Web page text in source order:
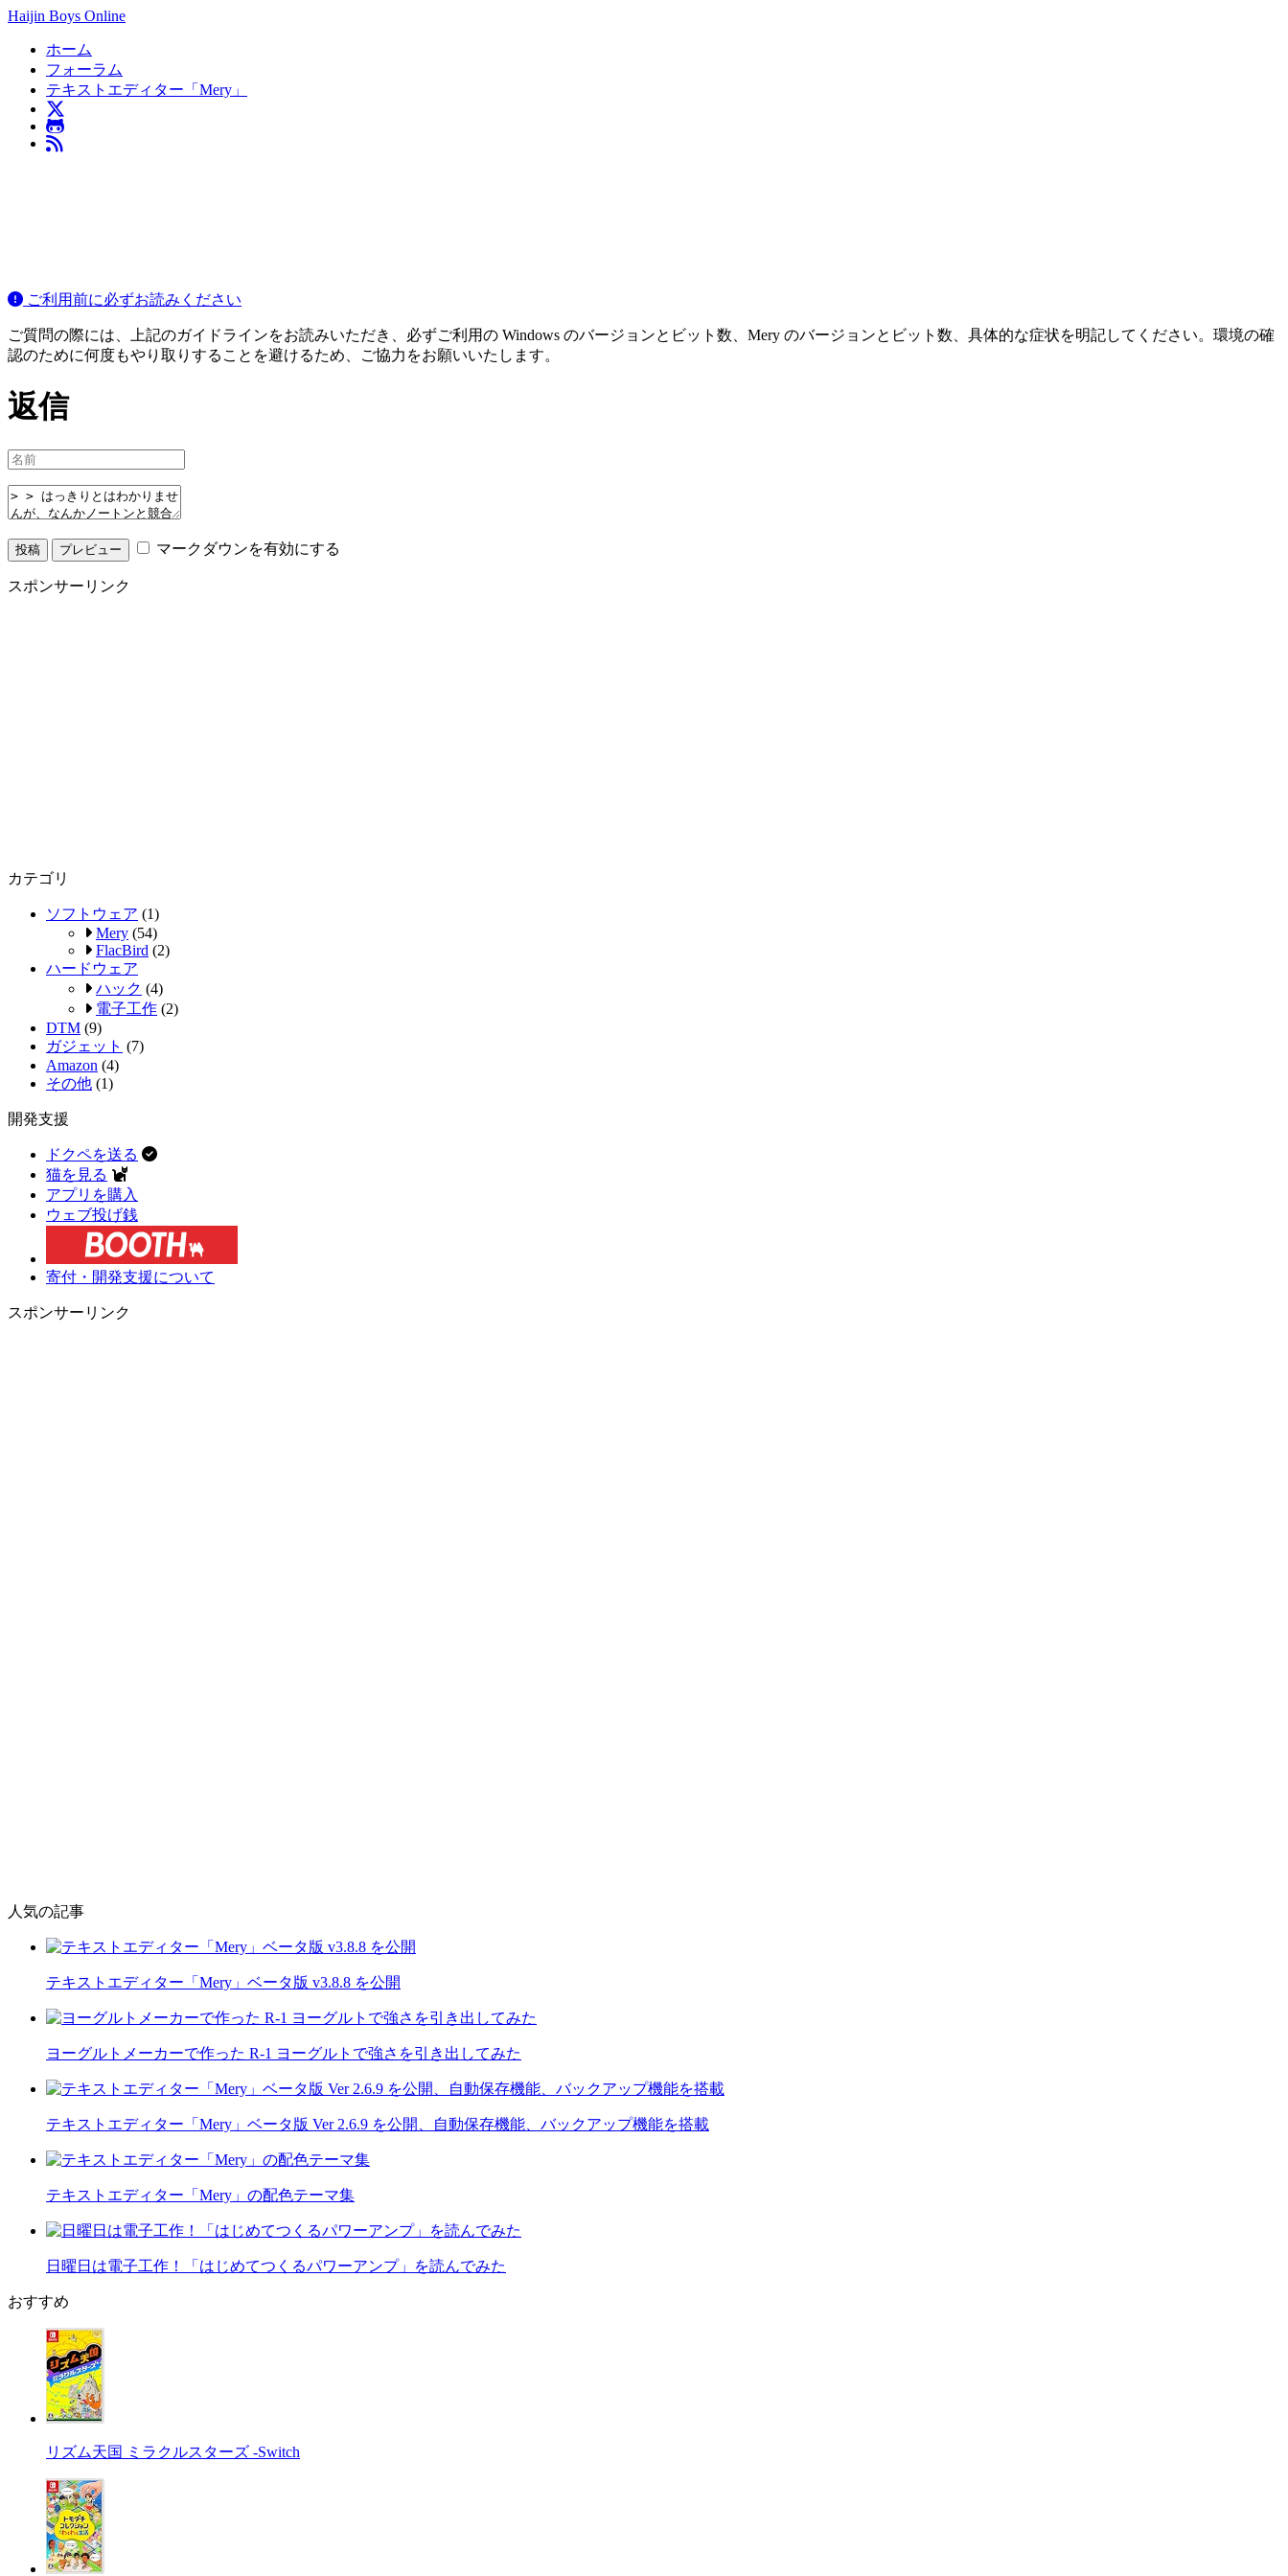
Haijin Boys Online
ホーム
フォーラム
テキストエディター「Mery」
ご利用前に必ずお読みください
ご質問の際には、上記のガイドラインをお読みいただき、必ずご利用の Windows のバージョンとビット数、Mery のバージョンとビット数、具体的な症状を明記してください。環境の確
認のために何度もやり取りすることを避けるため、ご協力をお願いいたします。
返信
マークダウンを有効にする
スポンサーリンク
カテゴリ
ソフトウェア (1)
Mery (54)
FlacBird (2)
ハードウェア
ハック (4)
電子工作 (2)
DTM (9)
ガジェット (7)
Amazon (4)
その他 (1)
開発支援
ドクペを送る
猫を見る
アプリを購入
ウェブ投げ銭
寄付・開発支援について
スポンサーリンク
人気の記事
テキストエディター「Mery」ベータ版 v3.8.8 を公開
ヨーグルトメーカーで作った R-1 ヨーグルトで強さを引き出してみた
テキストエディター「Mery」ベータ版 Ver 2.6.9 を公開、自動保存機能、バックアップ機能を搭載
テキストエディター「Mery」の配色テーマ集
日曜日は電子工作！「はじめてつくるパワーアンプ」を読んでみた
おすすめ
リズム天国 ミラクルスターズ -Switch